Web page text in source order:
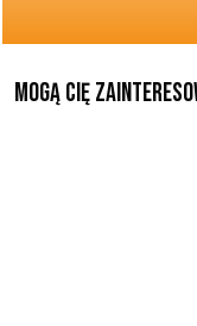
Mogą Cię